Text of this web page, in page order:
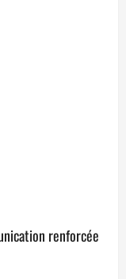
renforcée